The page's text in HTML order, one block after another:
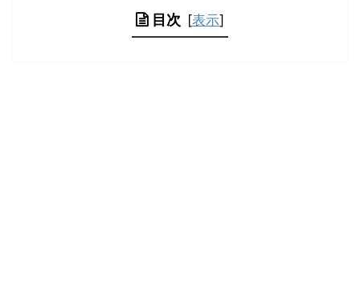
目次 [表示]